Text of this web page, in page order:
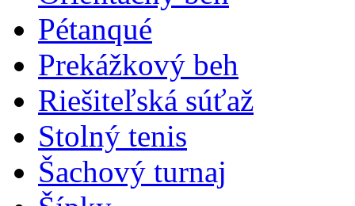
Pétanqué
Prekážkový beh
Riešiteľská súťaž
Stolný tenis
Šachový turnaj